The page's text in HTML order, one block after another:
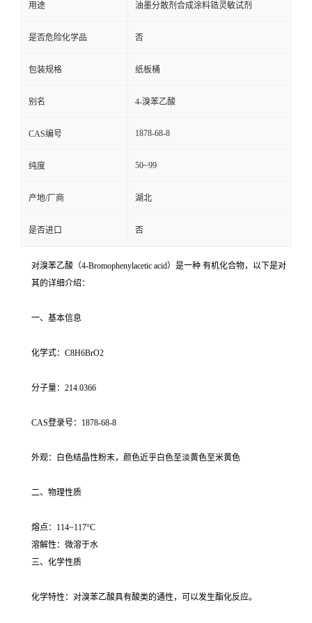
用途 油墨分散剂合成涂料锆灵敏试剂
是否危险化学品 否
包装规格 纸板桶
别名 4-溴苯乙酸
CAS编号 1878-68-8
纯度 50~99
产地/厂商 湖北
是否进口 否
对溴苯乙酸（4-Bromophenylacetic acid）是一种 有机化合物，以下是对
其的详细介绍：
一、基本信息
化学式：C8H6BrO2
分子量：214.0366
CAS登录号：1878-68-8
外观：白色结晶性粉末，颜色近乎白色至淡黄色至米黄色
二、物理性质
熔点：114~117°C
溶解性：微溶于水
三、化学性质
化学特性：对溴苯乙酸具有酸类的通性，可以发生酯化反应。